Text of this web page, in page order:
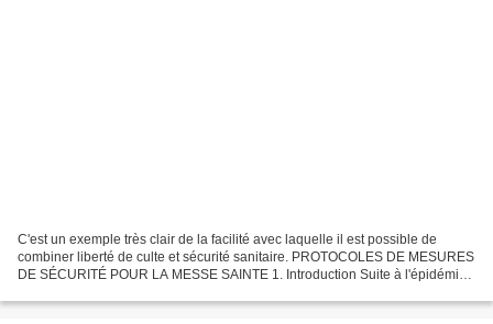
C'est un exemple très clair de la facilité avec laquelle il est possible de
combiner liberté de culte et sécurité sanitaire. PROTOCOLES DE MESURES
DE SÉCURITÉ POUR LA MESSE SAINTE 1. Introduction Suite à l'épidémie